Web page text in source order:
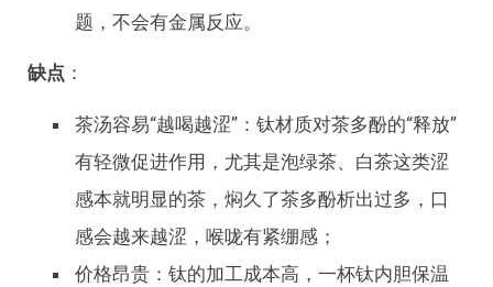
题，不会有金属反应。
缺点 ：
茶汤容易“越喝越涩”：钛材质对茶多酚的“释放”
有轻微促进作用，尤其是泡绿茶、白茶这类涩
感本就明显的茶，焖久了茶多酚析出过多，口
感会越来越涩，喉咙有紧绷感；
价格昂贵：钛的加工成本高，一杯钛内胆保温